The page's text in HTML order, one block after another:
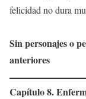
felicidad no dura
Sin personajes o
anteriores
Capítulo 8.